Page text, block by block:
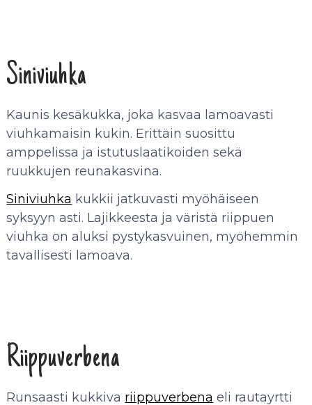
Siniviuhka
Kaunis kesäkukka, joka kasvaa lamoavasti
viuhkamaisin kukin. Erittäin suosittu
amppelissa ja istutuslaatikoiden sekä
ruukkujen reunakasvina.
Siniviuhka kukkii jatkuvasti myöhäiseen
syksyyn asti. Lajikkeesta ja väristä riippuen
viuhka on aluksi pystykasvuinen, myöhemmin
tavallisesti lamoava.
Riippuverbena
Runsaasti kukkiva riippuverbena eli rautayrtti